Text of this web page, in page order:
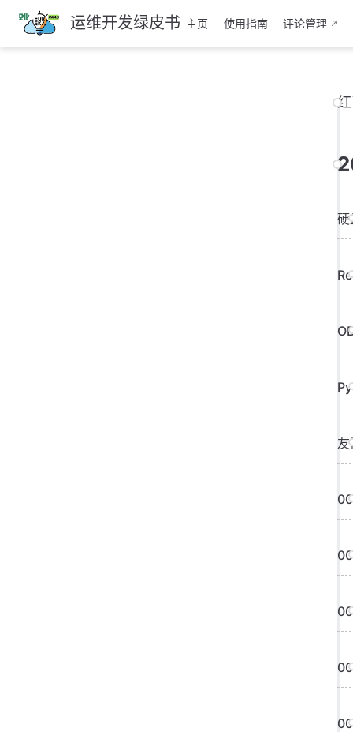
跳
至
主
运维开发绿皮书 主页 使用指南 评论管理
硬